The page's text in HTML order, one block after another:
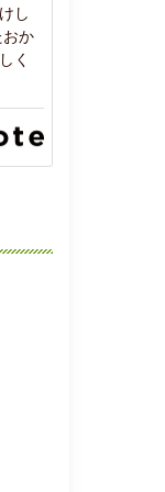
し
おか
く